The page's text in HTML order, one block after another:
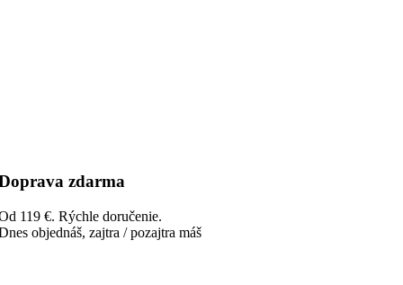
zdarma
119 €. Rýchle doručenie.
objednáš, zajtra / pozajtra máš